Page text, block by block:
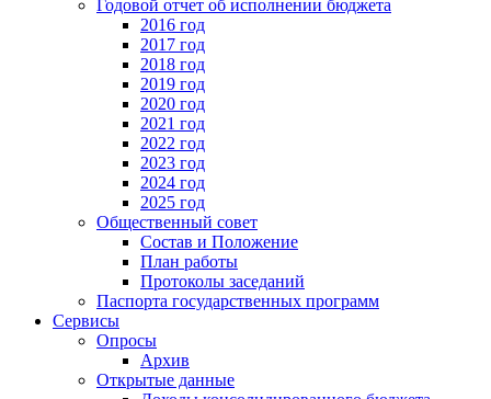
Годовой отчет об исполнении бюджета
2016 год
2017 год
2018 год
2019 год
2020 год
2021 год
2022 год
2023 год
2024 год
2025 год
Общественный совет
Состав и Положение
План работы
Протоколы заседаний
Паспорта государственных программ
Сервисы
Опросы
Архив
Открытые данные